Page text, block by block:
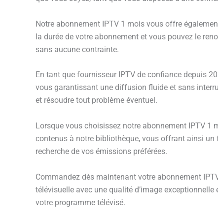
Notre abonnement IPTV 1 mois vous offre
la durée de votre abonnement et vous pouvez le
sans aucune contrainte.
En tant que fournisseur IPTV de confiance depuis
vous garantissant une diffusion fluide et sans
et résoudre tout problème éventuel.
Lorsque vous choisissez notre abonnement IPTV 1
contenus à notre bibliothèque, vous offrant ainsi
recherche de vos émissions préférées.
Commandez dès maintenant votre abonnement
télévisuelle avec une qualité d’image
votre programme télévisé.